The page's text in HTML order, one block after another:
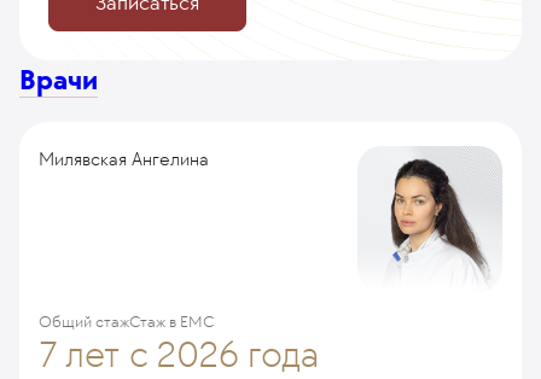
Врачи
Милявская Ангелина
Общий стаж
7 лет
Стаж в ЕМС
с 2026 года